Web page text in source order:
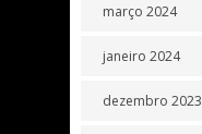
março 2024
janeiro 2024
dezembro 2023